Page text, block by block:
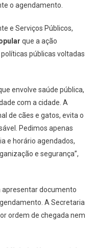
o agendamento.
e Serviços Públicos,
que a ação
públicas voltadas
envolve saúde pública,
com a cidade. A
de cães e gatos, evita o
Pedimos apenas
e horário agendados,
e segurança”,
apresentar documento
A Secretaria
ordem de chegada nem